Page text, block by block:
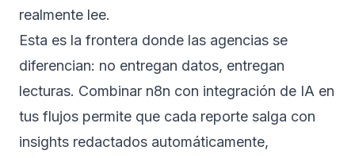
realmente lee.
Esta es la frontera donde las agencias se
diferencian: no entregan datos, entregan
lecturas. Combinar n8n con integración de IA en
tus flujos permite que cada reporte salga con
insights redactados automáticamente,